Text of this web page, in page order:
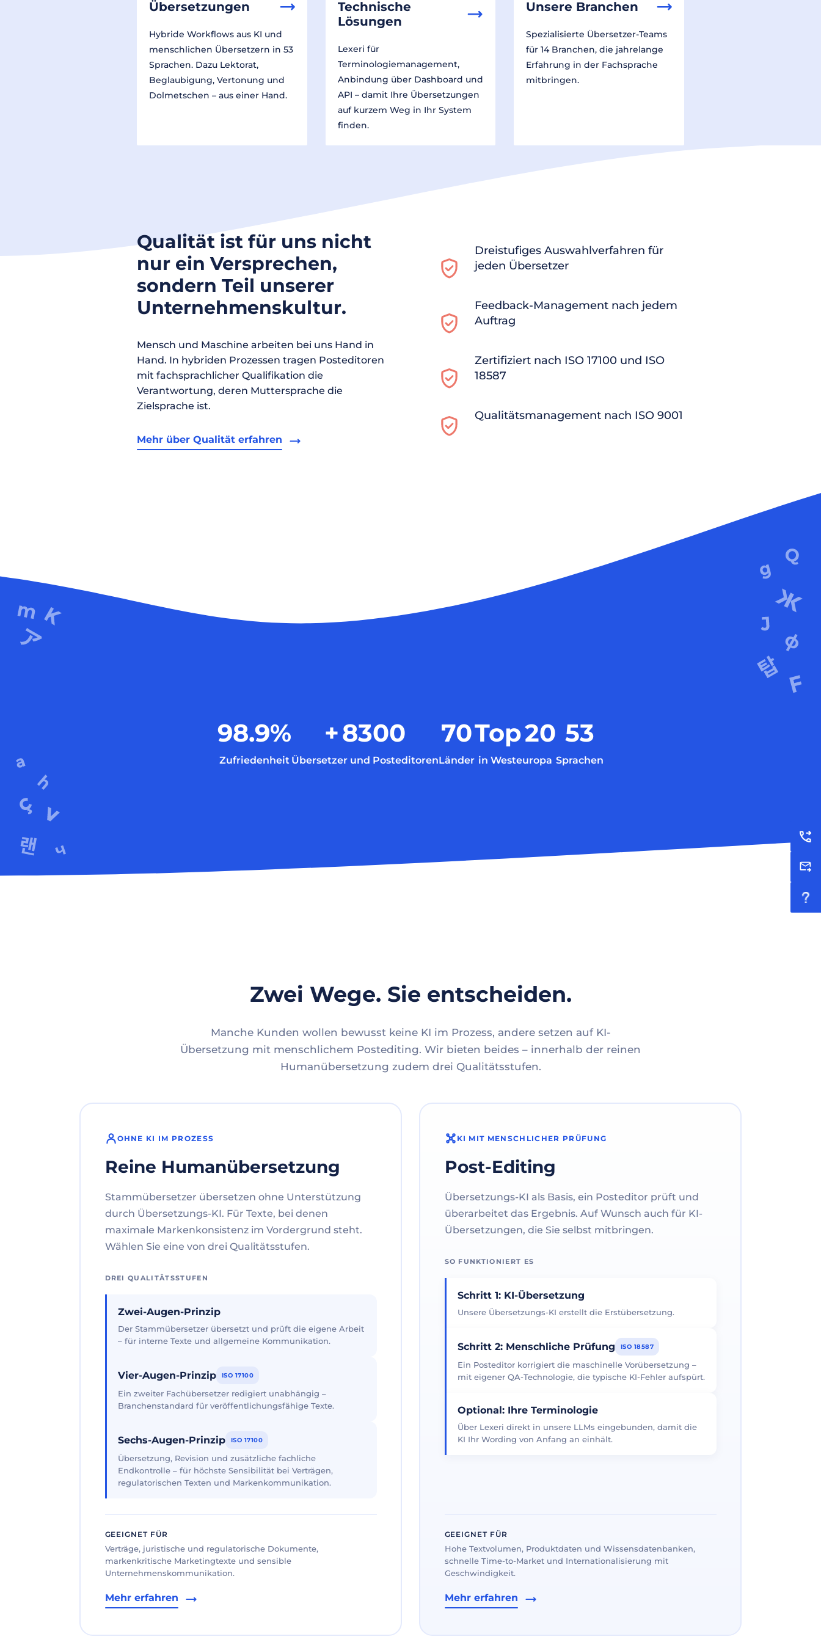
Übersetzungen
Hybride Workflows aus KI und
menschlichen Übersetzern in 53
Sprachen. Dazu Lektorat,
Beglaubigung, Vertonung und
Dolmetschen – aus einer Hand.
Technische
Lösungen
Lexeri für
Terminologiemanagement,
Anbindung über Dashboard und
API – damit Ihre Übersetzungen
auf kurzem Weg in Ihr System
finden.
Unsere Branchen
Spezialisierte Übersetzer-Teams
für 14 Branchen, die jahrelange
Erfahrung in der Fachsprache
mitbringen.
Qualität ist für uns nicht
nur ein Versprechen,
sondern Teil unserer
Unternehmenskultur.
Mensch und Maschine arbeiten bei uns Hand in
Hand. In hybriden Prozessen tragen Posteditoren
mit fachsprachlicher Qualifikation die
Verantwortung, deren Muttersprache die
Zielsprache ist.
Mehr über Qualität erfahren
Dreistufiges Auswahlverfahren für
jeden Übersetzer
Feedback-Management nach jedem
Auftrag
Zertifiziert nach ISO 17100 und ISO
18587
Qualitätsmanagement nach ISO 9001
98.9%
Zufriedenheit
+8300
Übersetzer und Posteditoren
70
Länder
Top20
in Westeuropa
53
Sprachen
Zwei Wege. Sie entscheiden.
Manche Kunden wollen bewusst keine KI im Prozess, andere setzen auf KI-
Übersetzung mit menschlichem Postediting. Wir bieten beides – innerhalb der reinen
Humanübersetzung zudem drei Qualitätsstufen.
OHNE KI IM PROZESS
Reine Humanübersetzung
Stammübersetzer übersetzen ohne Unterstützung
durch Übersetzungs-KI. Für Texte, bei denen
maximale Markenkonsistenz im Vordergrund steht.
Wählen Sie eine von drei Qualitätsstufen.
DREI QUALITÄTSSTUFEN
Zwei-Augen-Prinzip
Der Stammübersetzer übersetzt und prüft die eigene Arbeit
– für interne Texte und allgemeine Kommunikation.
Vier-Augen-Prinzip ISO 17100
Ein zweiter Fachübersetzer redigiert unabhängig –
Branchenstandard für veröffentlichungsfähige Texte.
Sechs-Augen-Prinzip ISO 17100
Übersetzung, Revision und zusätzliche fachliche
Endkontrolle – für höchste Sensibilität bei Verträgen,
regulatorischen Texten und Markenkommunikation.
GEEIGNET FÜR
Verträge, juristische und regulatorische Dokumente,
markenkritische Marketingtexte und sensible
Unternehmenskommunikation.
Mehr erfahren
KI MIT MENSCHLICHER PRÜFUNG
Post-Editing
Übersetzungs-KI als Basis, ein Posteditor prüft und
überarbeitet das Ergebnis. Auf Wunsch auch für KI-
Übersetzungen, die Sie selbst mitbringen.
SO FUNKTIONIERT ES
Schritt 1: KI-Übersetzung
Unsere Übersetzungs-KI erstellt die Erstübersetzung.
Schritt 2: Menschliche Prüfung ISO 18587
Ein Posteditor korrigiert die maschinelle Vorübersetzung –
mit eigener QA-Technologie, die typische KI-Fehler aufspürt.
Optional: Ihre Terminologie
Über Lexeri direkt in unsere LLMs eingebunden, damit die
KI Ihr Wording von Anfang an einhält.
GEEIGNET FÜR
Hohe Textvolumen, Produktdaten und Wissensdatenbanken,
schnelle Time-to-Market und Internationalisierung mit
Geschwindigkeit.
Mehr erfahren